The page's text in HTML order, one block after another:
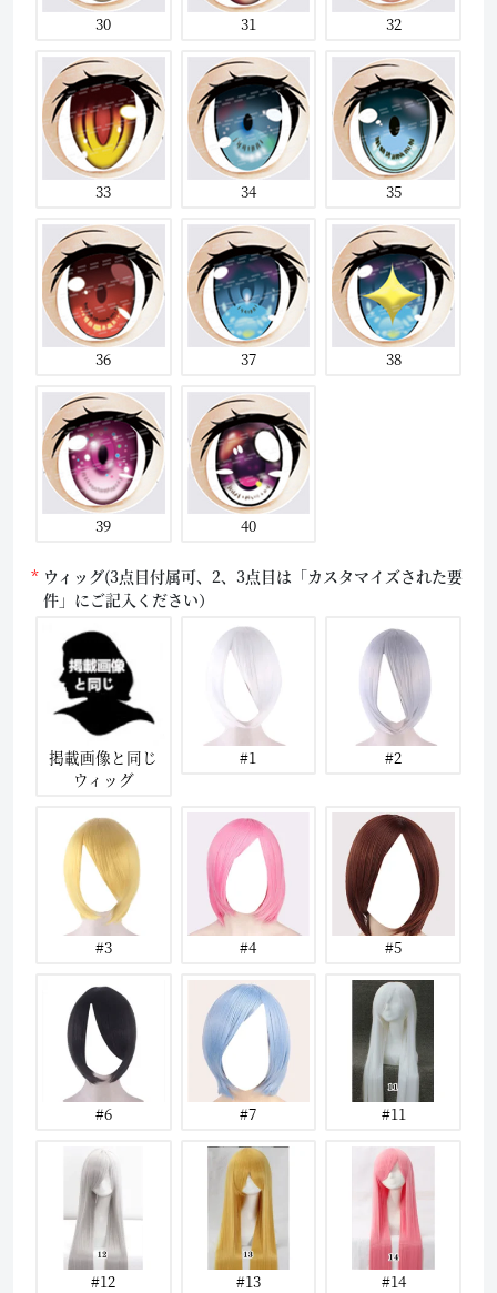
30 31 32
33 34 35
36 37 38
39 40
ウィッグ(3点目付属可、2、3点目は「カスタマイズされた要
件」にご記入ください）
掲載画像と同じ
ウィッグ
#1 #2
#3 #4 #5
#6 #7 #11
#12 #13 #14